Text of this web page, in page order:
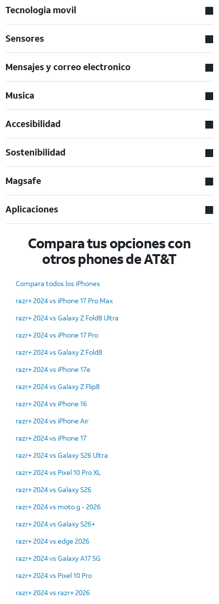
Tecnologia movil
Sensores
Mensajes y correo electronico
Musica
Accesibilidad
Sostenibilidad
Magsafe
Aplicaciones
Compara tus opciones con
otros phones de AT&T
Compara todos los iPhones
razr+ 2024 vs iPhone 17 Pro Max
razr+ 2024 vs Galaxy Z Fold8 Ultra
razr+ 2024 vs iPhone 17 Pro
razr+ 2024 vs Galaxy Z Fold8
razr+ 2024 vs iPhone 17e
razr+ 2024 vs Galaxy Z Flip8
razr+ 2024 vs iPhone 16
razr+ 2024 vs iPhone Air
razr+ 2024 vs iPhone 17
razr+ 2024 vs Galaxy S26 Ultra
razr+ 2024 vs Pixel 10 Pro XL
razr+ 2024 vs Galaxy S26
razr+ 2024 vs moto g - 2026
razr+ 2024 vs Galaxy S26+
razr+ 2024 vs edge 2026
razr+ 2024 vs Galaxy A17 5G
razr+ 2024 vs Pixel 10 Pro
razr+ 2024 vs razr+ 2026